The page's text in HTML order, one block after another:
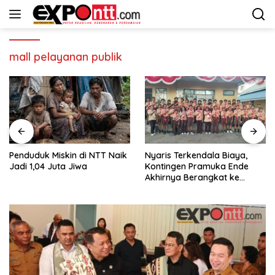
Langsung
mall pelayanan publik
Penduduk Miskin di NTT Naik
Jadi 1,04 Juta Jiwa
Nyaris Terkendala Biaya,
Kontingen Pramuka Ende
Akhirnya Berangkat ke